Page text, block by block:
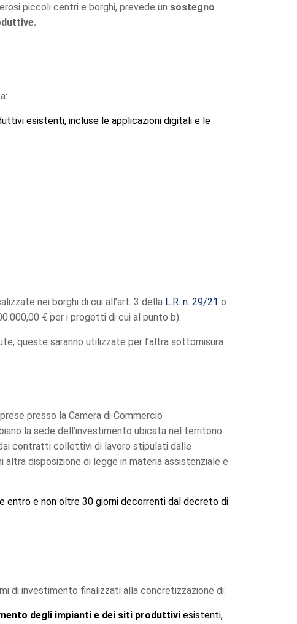
piccoli centri e borghi, prevede un sostegno
esistenti, incluse le applicazioni digitali e le
nei borghi di cui all’art. 3 della L.R. n. 29/21 o
€ per i progetti di cui al punto b).
queste saranno utilizzate per l’altra sottomisura
presso la Camera di Commercio
la sede dell’investimento ubicata nel territorio
contratti collettivi di lavoro stipulati dalle
disposizione di legge in materia assistenziale e
entro e non oltre 30 giorni decorrenti dal decreto di
di investimento finalizzati alla concretizzazione di:
degli impianti e dei siti produttivi esistenti,